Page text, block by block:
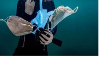
May 31